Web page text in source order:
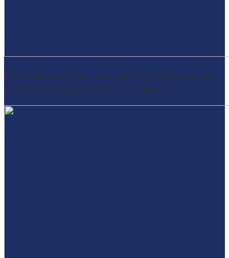
Om de taal te wijzigen voordat je inlogt, wijzig je de taal
naar EN handmatig via de knop rechtsboven: